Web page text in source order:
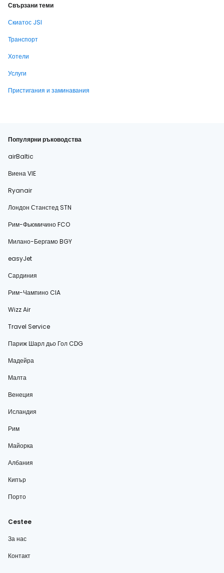
Свързани теми
Скиатос JSI
Транспорт
Хотели
Услуги
Пристигания и заминавания
Популярни ръководства
airBaltic
Виена VIE
Ryanair
Лондон Станстед STN
Рим-Фьюмичино FCO
Милано-Бергамо BGY
easyJet
Сардиния
Рим-Чампино CIA
Wizz Air
Travel Service
Париж Шарл дьо Гол CDG
Мадейра
Малта
Венеция
Исландия
Рим
Майорка
Албания
Кипър
Порто
Cestee
За нас
Контакт